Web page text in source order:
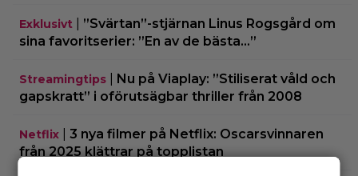
Exklusivt
”Svärtan”-stjärnan Linus Rogsgård om
sina favoritserier: ”En av de bästa…”
Streamingtips
Nu på Viaplay: ”Stiliserat våld och
gapskratt” i oförutsägbar thriller från 2008
Netflix
3 nya filmer på Netflix: Oscarsvinnaren
från 2025 klättrar på topplistan